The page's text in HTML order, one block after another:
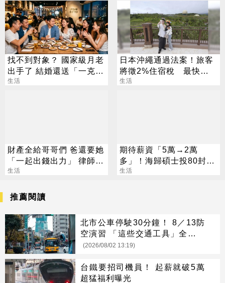
找不到對象？ 國家級月老
出手了 結婚還送「一克拉
鑽戒」
生活
日本沖繩通過法案！旅客
將徵2%住宿稅 最快
2026年上路
生活
財產全給哥哥們 爸還要她
「一起出錢出力」 律師說
話了
生活
期待薪資「5萬→2萬
多」！海歸碩士投80封履
歷沒上岸：連香蕉都不給
生活
推薦閱讀
北市公車停駛30分鐘！ 8／13防
空演習 「這些交通工具」全面管
制
(2026/08/02 13:19)
台鐵要招司機員！ 起薪就破5萬
超猛福利曝光